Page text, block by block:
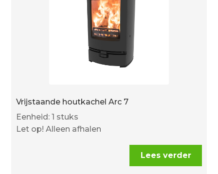
Vrijstaande houtkachel Arc 7
Eenheid: 1 stuks
Let op! Alleen afhalen
Lees verder